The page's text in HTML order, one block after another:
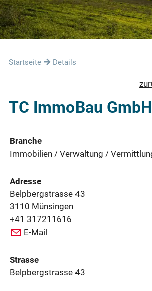
Startseite Details
TC ImmoBau GmbH
Branche
Immobilien / Verwaltung /
Adresse
Belpbergstrasse 43
3110 Münsingen
+41 317211616
E-Mail
Strasse
Belpbergstrasse 43